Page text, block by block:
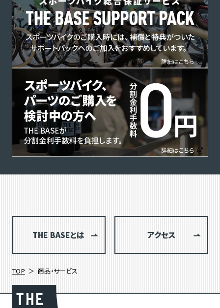
THE BASEとは アクセス
TOP 商品・サービス